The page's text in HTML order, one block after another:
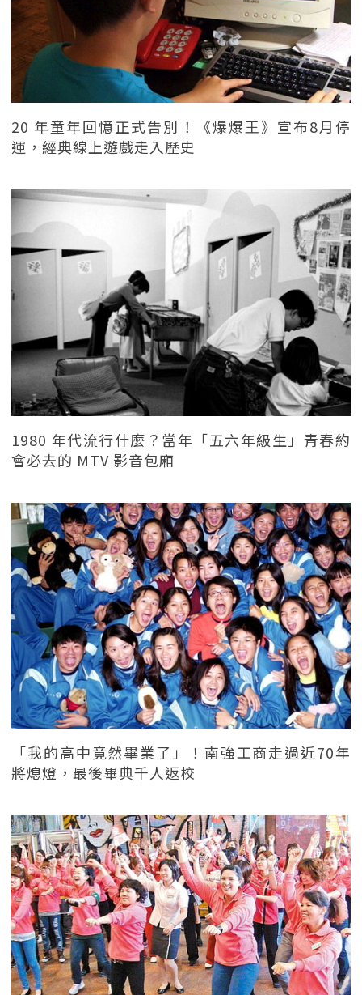
20 年童年回憶正式告別！《爆爆王》宣布8月停
運，經典線上遊戲走入歷史
1980 年代流行什麼？當年「五六年級生」青春約
會必去的 MTV 影音包廂
「我的高中竟然畢業了」！南強工商走過近70年
將熄燈，最後畢典千人返校